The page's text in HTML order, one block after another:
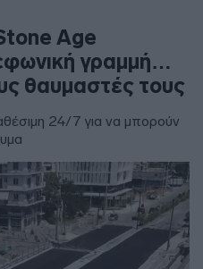
Age
γραμμή…
θαυμαστές τους
24/7 για να μπορούν